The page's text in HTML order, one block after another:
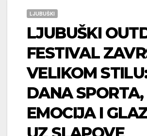
LJUBUŠKI
LJUBUŠKI
FESTIVAL
VELIKOM
DANA SPORTA,
EMOCIJA I